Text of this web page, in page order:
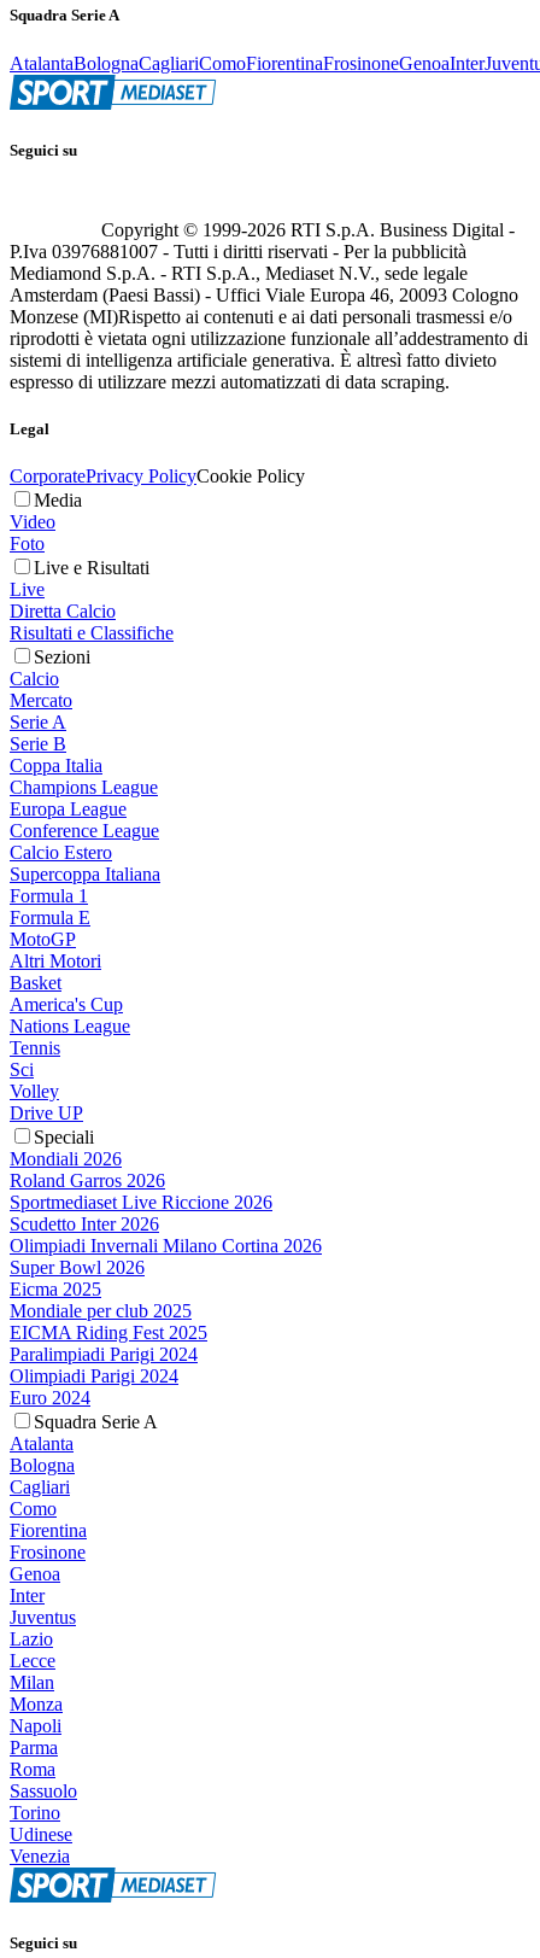
Squadra Serie A
AtalantaBolognaCagliariComoFiorentinaFrosinoneGenoaInter
Seguici su
Copyright © 1999-2026 RTI S.p.A. Business Digital -
P.Iva 03976881007 - Tutti i diritti riservati - Per la pubblicità
Mediamond S.p.A. - RTI S.p.A., Mediaset N.V., sede legale
Amsterdam (Paesi Bassi) - Uffici Viale Europa 46, 20093 Cologno
Monzese (MI)Rispetto ai contenuti e ai dati personali trasmessi e/o
riprodotti è vietata ogni utilizzazione funzionale all’addestramento di
sistemi di intelligenza artificiale generativa. È altresì fatto divieto
espresso di utilizzare mezzi automatizzati di data scraping.
Legal
CorporatePrivacy PolicyCookie Policy
Media
Video
Foto
Live e Risultati
Live
Diretta Calcio
Risultati e Classifiche
Sezioni
Calcio
Mercato
Serie A
Serie B
Coppa Italia
Champions League
Europa League
Conference League
Calcio Estero
Supercoppa Italiana
Formula 1
Formula E
MotoGP
Altri Motori
Basket
America's Cup
Nations League
Tennis
Sci
Volley
Drive UP
Speciali
Mondiali 2026
Roland Garros 2026
Sportmediaset Live Riccione 2026
Scudetto Inter 2026
Olimpiadi Invernali Milano Cortina 2026
Super Bowl 2026
Eicma 2025
Mondiale per club 2025
EICMA Riding Fest 2025
Paralimpiadi Parigi 2024
Olimpiadi Parigi 2024
Euro 2024
Squadra Serie A
Atalanta
Bologna
Cagliari
Como
Fiorentina
Frosinone
Genoa
Inter
Juventus
Lazio
Lecce
Milan
Monza
Napoli
Parma
Roma
Sassuolo
Torino
Udinese
Venezia
Seguici su